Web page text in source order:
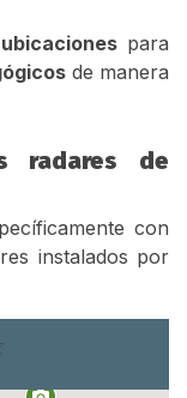
para
de manera
radares de
con
instalados por